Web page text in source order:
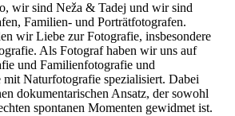
wir sind Neža & Tadej und wir sind
Familien- und Porträtfotografen.
wir Liebe zur Fotografie, insbesondere
Als Fotograf haben wir uns auf
und Familienfotografie und
Naturfotografie spezialisiert. Dabei
dokumentarischen Ansatz, der sowohl
spontanen Momenten gewidmet ist.